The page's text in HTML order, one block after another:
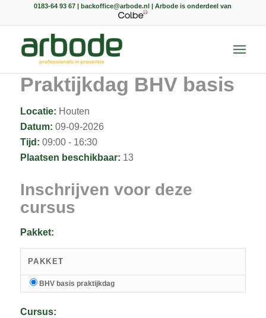
0183-64 93 67 | backoffice@arbode.nl | Arbode is onderdeel van
Praktijkdag BHV basis
Locatie: Houten
Datum: 09-09-2026
Tijd: 09:00 - 16:30
Plaatsen beschikbaar: 13
Inschrijven voor deze
cursus
Pakket:
PAKKET
BHV basis praktijkdag
Cursus: